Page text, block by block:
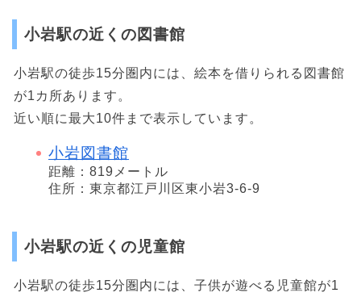
小岩駅の近くの図書館
小岩駅の徒歩15分圏内には、絵本を借りられる図書館
が1カ所あります。
近い順に最大10件まで表示しています。
小岩図書館
距離：819メートル
住所：東京都江戸川区東小岩3-6-9
小岩駅の近くの児童館
小岩駅の徒歩15分圏内には、子供が遊べる児童館が1